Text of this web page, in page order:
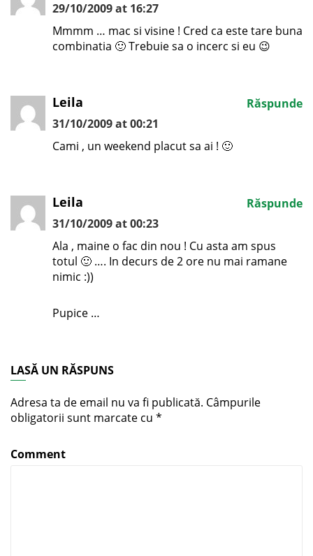
29/10/2009 at 16:27
Mmmm … mac si visine ! Cred ca este tare buna
combinatia 🙂 Trebuie sa o incerc si eu 😉
Leila
31/10/2009 at 00:21
Cami , un weekend placut sa ai ! 🙂
Răspunde
Leila
31/10/2009 at 00:23
Ala , maine o fac din nou ! Cu asta am spus
totul 🙂 …. In decurs de 2 ore nu mai ramane
nimic :))
Pupice …
Răspunde
LASĂ UN RĂSPUNS
Adresa ta de email nu va fi publicată. Câmpurile
obligatorii sunt marcate cu *
Comment